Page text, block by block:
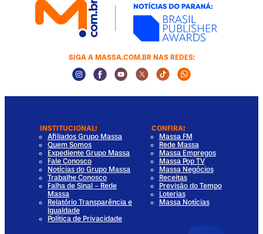
SIGA A MASSA.COM.BR NAS REDES:
Instagram Social Media
Facebook Social Media
Youtube Social Media
Twitter Social Media
Tiktok Social Media
Whatsapp
INSTITUCIONAL!
Afiliados Grupo Massa
Quem Somos
Expediente Grupo Massa
Fale Conosco
Notícias do Grupo Massa
Trabalhe Conosco
Falha de Sinal - Rede
Massa
Relatório Transparência e
Igualdade
Política de Privacidade
CONFIRA!
Massa FM
Rede Massa
Massa Empregos
Massa Pop TV
Massa Negócios
Receitas
Previsão do Tempo
Loterias
Massa Notícias